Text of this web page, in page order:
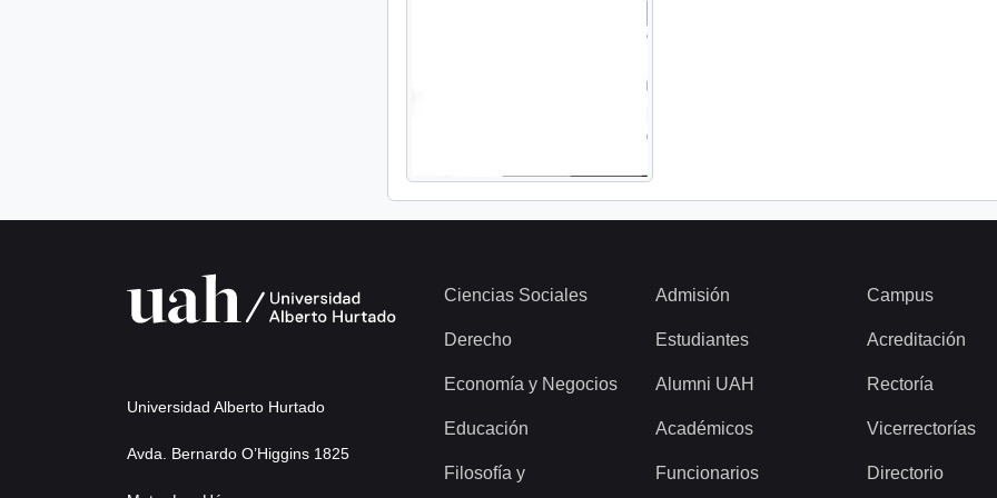
Universidad Alberto Hurtado
Avda. Bernardo O’Higgins 1825
Ciencias Sociales
Derecho
Economía y Negocios
Educación
Filosofía y
Admisión
Estudiantes
Alumni UAH
Académicos
Funcionarios
Campus
Acreditación
Rectoría
Vicerrectorías
Directorio